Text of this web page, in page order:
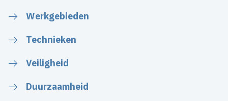
Werkgebieden
Technieken
Veiligheid
Duurzaamheid